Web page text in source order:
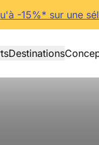
-15%* sur une
Destinations